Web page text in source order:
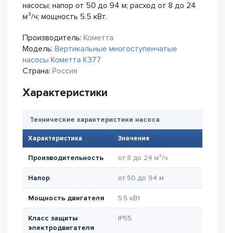
насосы; напор от 50 до 94 м; расход от 8 до 24
м³/ч; мощность 5.5 кВт.
Производитель: Кометта
Модель: Вертикальные многоступенчатые
насосы Кометта К377
Страна: Россия
Характеристики
Технические характеристики насоса
Характеристика Значение
Производительность от 8 до 24 м³/ч
Напор от 50 до 94 м
Мощность двигателя 5.5 кВт
Класс защиты
электродвигателя
IP55